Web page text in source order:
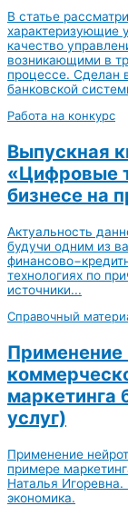
В статье
характеризующие
качество
возникающими в
процессе. Сделан
банковской
Работа на конкурс
Выпускная
«Цифровые
бизнесе на
Актуальность
будучи одним из
технологиях по
источники...
Справочный
Применение
маркетинга
услуг)
Применение
примере
Наталья Игоревна.
экономика.